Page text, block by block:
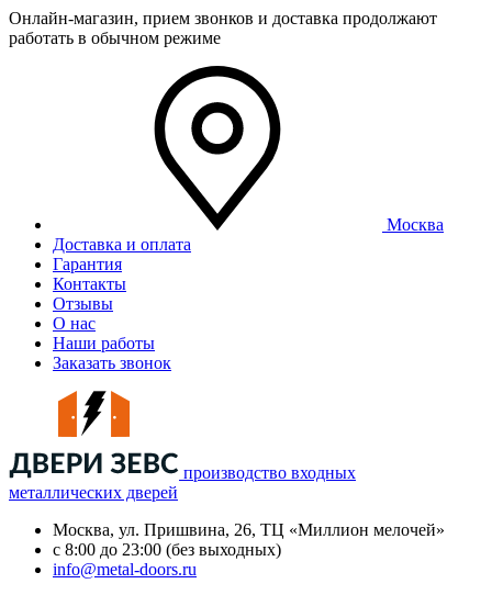
Онлайн-магазин, прием звонков и доставка продолжают
работать в обычном режиме
Москва
Доставка и оплата
Гарантия
Контакты
Отзывы
О нас
Наши работы
Заказать звонок
производство входных
металлических дверей
Москва, ул. Пришвина, 26, ТЦ «Миллион мелочей»
с 8:00 до 23:00 (без выходных)
info@metal-doors.ru